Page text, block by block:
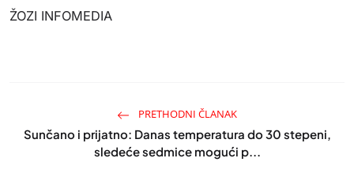
ŽOZI INFOMEDIA
PRETHODNI ČLANAK
Sunčano i prijatno: Danas temperatura do 30 stepeni,
sledeće sedmice mogući p...